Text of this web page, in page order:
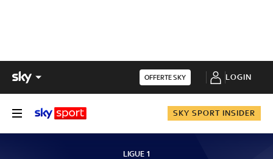
OFFERTE SKY LOGIN
SKY SPORT INSIDER
LIGUE 1